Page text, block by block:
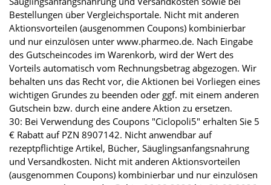
Bestellungen über Vergleichsportale. Nicht mit anderen
Aktionsvorteilen (ausgenommen Coupons) kombinierbar
und nur einzulösen unter www.pharmeo.de. Nach Eingabe
des Gutscheincodes im Warenkorb, wird der Wert des
Vorteils automatisch vom Rechnungsbetrag abgezogen. Wir
behalten uns das Recht vor, die Aktionen bei Vorliegen eines
wichtigen Grundes zu beenden oder ggf. mit einem anderen
Gutschein bzw. durch eine andere Aktion zu ersetzen.
30: Bei Verwendung des Coupons "Ciclopoli5" erhalten Sie 5
€ Rabatt auf PZN 8907142. Nicht anwendbar auf
rezeptpflichtige Artikel, Bücher, Säuglingsanfangsnahrung
und Versandkosten. Nicht mit anderen Aktionsvorteilen
(ausgenommen Coupons) kombinierbar und nur einzulösen